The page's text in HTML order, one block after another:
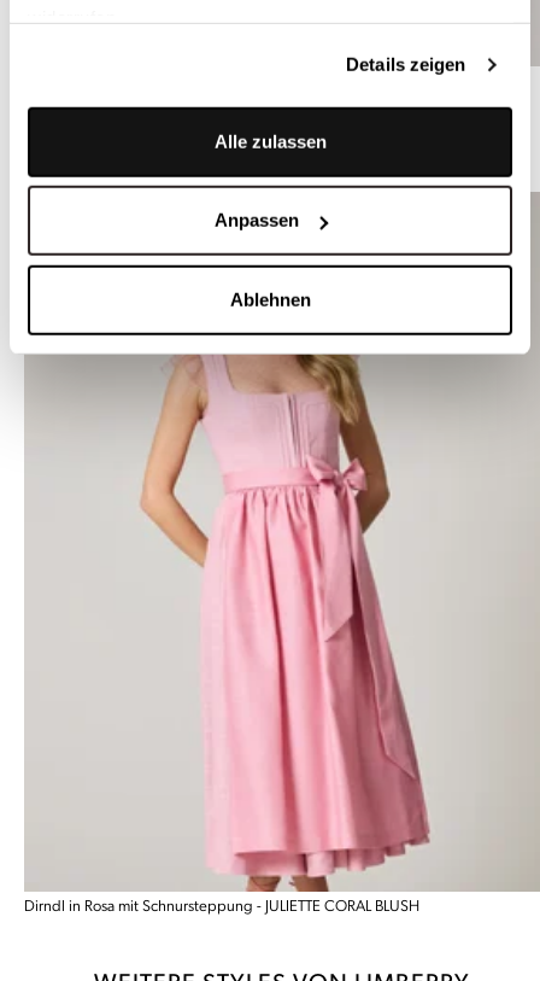
Details zeigen
Alle zulassen
Anpassen
Ablehnen
Dirndl in Rosa mit Schnursteppung - JULIETTE CORAL BLUSH